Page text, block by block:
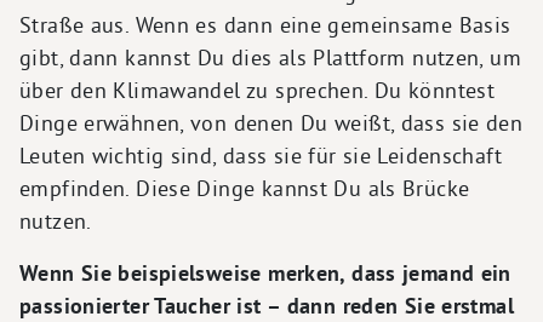
Straße aus. Wenn es dann eine gemeinsame Basis
gibt, dann kannst Du dies als Plattform nutzen, um
über den Klimawandel zu sprechen. Du könntest
Dinge erwähnen, von denen Du weißt, dass sie den
Leuten wichtig sind, dass sie für sie Leidenschaft
empfinden. Diese Dinge kannst Du als Brücke
nutzen.
Wenn Sie beispielsweise merken, dass jemand ein
passionierter Taucher ist – dann reden Sie erstmal